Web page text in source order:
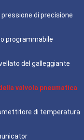
di precisione
programmabile
del galleggiante
valvola pneumatica
di temperatura